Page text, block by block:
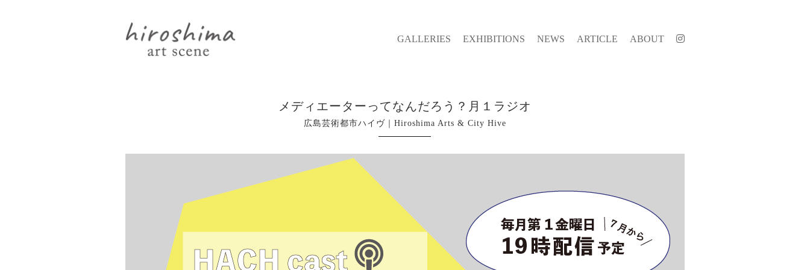
GALLERIES EXHIBITIONS NEWS ARTICLE ABOUT
メディエーターってなんだろう？月１ラジオ
広島芸術都市ハイヴ｜Hiroshima Arts & City Hive